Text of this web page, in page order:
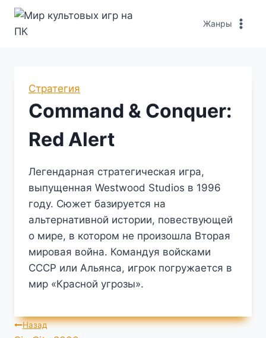
Перейти
Жанры
Стратегия
Command & Conquer:
Red Alert
Легендарная стратегическая игра,
выпущенная Westwood Studios в 1996
году. Сюжет базируется на
альтернативной истории, повествующей
о мире, в котором не произошла Вторая
мировая война. Командуя войсками
СССР или Альянса, игрок погружается в
мир «Красной угрозы».
Навигация
Назад